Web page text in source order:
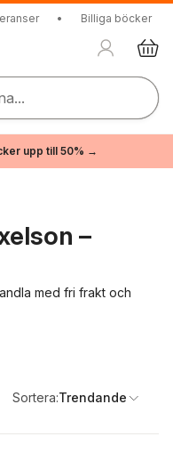
• Billiga böcker
upp till 50% →
–
med fri frakt och
Sortera:Trendande